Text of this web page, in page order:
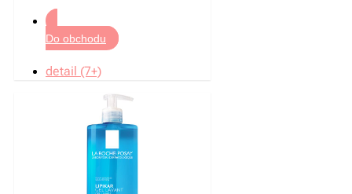
Do obchodu
detail (7+)